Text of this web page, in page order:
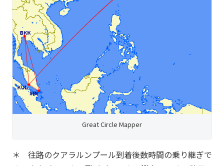
Great Circle Mapper
＊ 往路のクアラルンプール到着後数時間の乗り継ぎで